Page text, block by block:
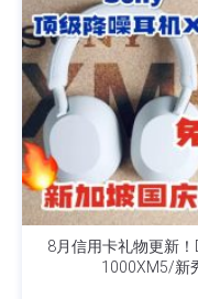
8月信用卡礼物更新
1000XM5/新